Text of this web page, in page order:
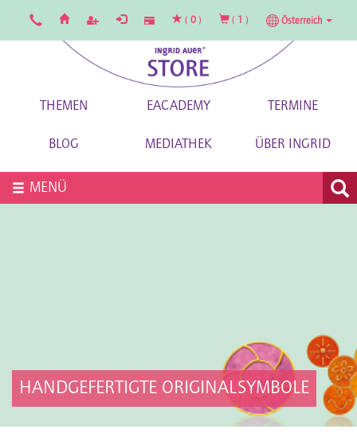
( 0 ) ( 1 ) Österreich
THEMEN EACADEMY TERMINE
BLOG MEDIATHEK ÜBER INGRID
MENÜ
HANDGEFERTIGTE ORIGINALSYMBOLE